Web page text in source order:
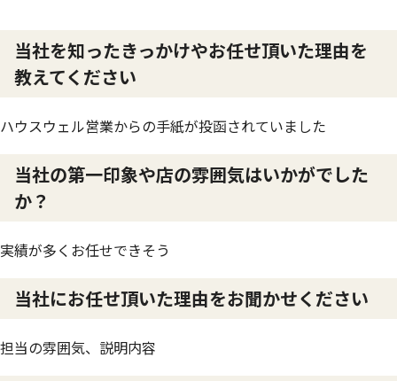
当社を知ったきっかけやお任せ頂いた理由を
教えてください
ハウスウェル営業からの手紙が投函されていました
当社の第一印象や店の雰囲気はいかがでした
か？
実績が多くお任せできそう
当社にお任せ頂いた理由をお聞かせください
担当の雰囲気、説明内容